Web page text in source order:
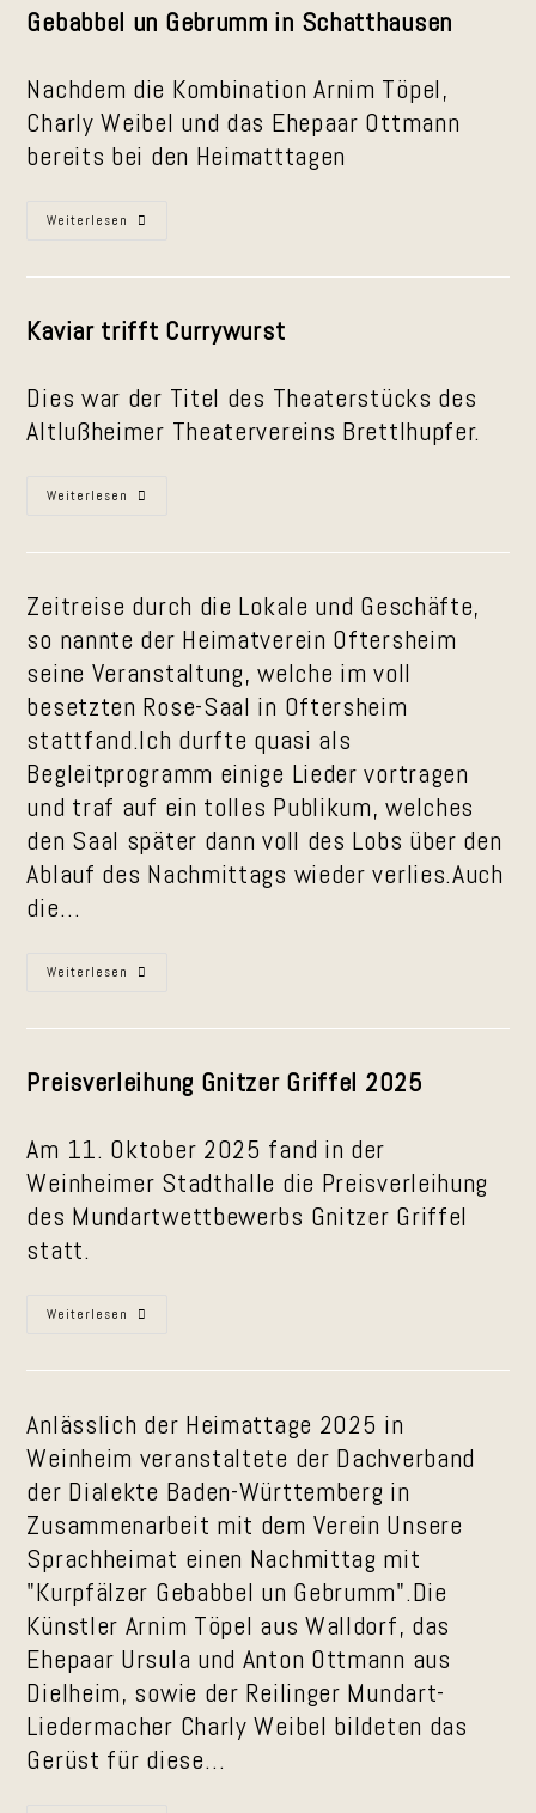
Gebabbel un Gebrumm in Schatthausen
Nachdem die Kombination Arnim Töpel,
Charly Weibel und das Ehepaar Ottmann
bereits bei den Heimatttagen
Weiterlesen Gebabbel
In
Kaviar trifft Currywurst
Dies war der Titel des Theaterstücks des
Altlußheimer Theatervereins Brettlhupfer.
Weiterlesen Kurzauftritte
Brettlhupfern
Zeitreise durch die Lokale und Geschäfte,
so nannte der Heimatverein Oftersheim
seine Veranstaltung, welche im voll
besetzten Rose-Saal in Oftersheim
stattfand.Ich durfte quasi als
Begleitprogramm einige Lieder vortragen
und traf auf ein tolles Publikum, welches
den Saal später dann voll des Lobs über den
Ablauf des Nachmittags wieder verlies.Auch
die…
Weiterlesen Rückblick
Oftersheimer
Preisverleihung Gnitzer Griffel 2025
Am 11. Oktober 2025 fand in der
Weinheimer Stadthalle die Preisverleihung
des Mundartwettbewerbs Gnitzer Griffel
statt.
Weiterlesen Preisverleihung
2025
Anlässlich der Heimattage 2025 in
Weinheim veranstaltete der Dachverband
der Dialekte Baden-Württemberg in
Zusammenarbeit mit dem Verein Unsere
Sprachheimat einen Nachmittag mit
"Kurpfälzer Gebabbel un Gebrumm".Die
Künstler Arnim Töpel aus Walldorf, das
Ehepaar Ursula und Anton Ottmann aus
Dielheim, sowie der Reilinger Mundart-
Liedermacher Charly Weibel bildeten das
Gerüst für diese…